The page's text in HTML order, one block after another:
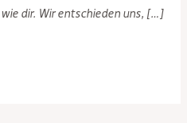
wie dir. Wir entschieden uns, […]